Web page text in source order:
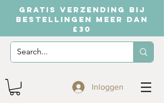
GRATIS VERZENDING BIJ
BESTELLINGEN MEER DAN
£30
Inloggen